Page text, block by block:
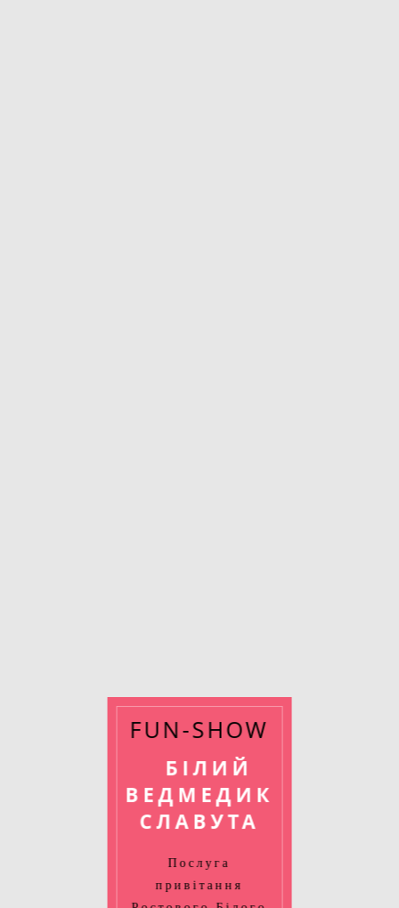
FUN-SHOW
БІЛИЙ
ВЕДМЕДИК
СЛАВУТА
Послуга
привітання